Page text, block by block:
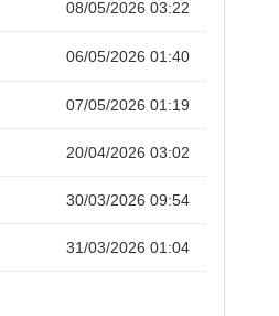
08/05/2026 03:22
06/05/2026 01:40
07/05/2026 01:19
20/04/2026 03:02
30/03/2026 09:54
31/03/2026 01:04